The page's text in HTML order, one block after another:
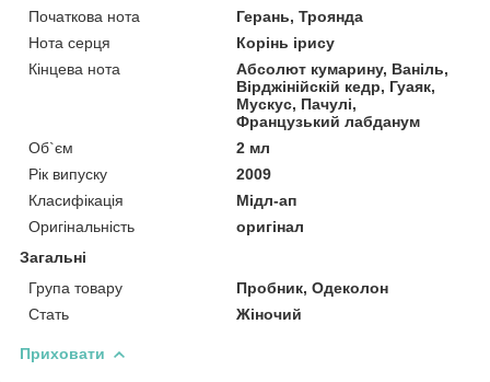
Початкова нота
Герань, Троянда
Нота серця
Корінь ірису
Кінцева нота
Абсолют кумарину, Ваніль,
Вірджінійскій кедр, Гуаяк,
Мускус, Пачулі,
Французький лабданум
Об`єм
2 мл
Рік випуску
2009
Класифікація
Мідл-ап
Оригінальність
оригінал
Загальні
Група товару
Пробник, Одеколон
Стать
Жіночий
Приховати